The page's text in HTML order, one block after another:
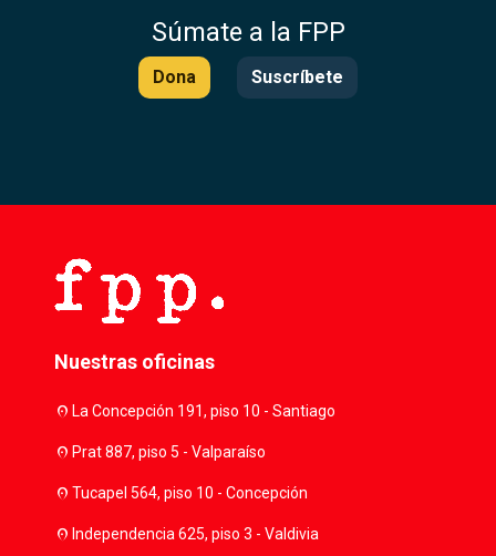
Súmate a la FPP
Dona Suscríbete
Nuestras oficinas
location_onLa Concepción 191, piso 10 - Santiago
location_onPrat 887, piso 5 - Valparaíso
location_onTucapel 564, piso 10 - Concepción
location_onIndependencia 625, piso 3 - Valdivia